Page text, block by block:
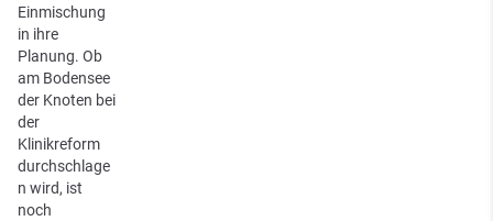
Einmischung
in ihre
Planung. Ob
am Bodensee
der Knoten bei
der
Klinikreform
durchschlage
n wird, ist
noch